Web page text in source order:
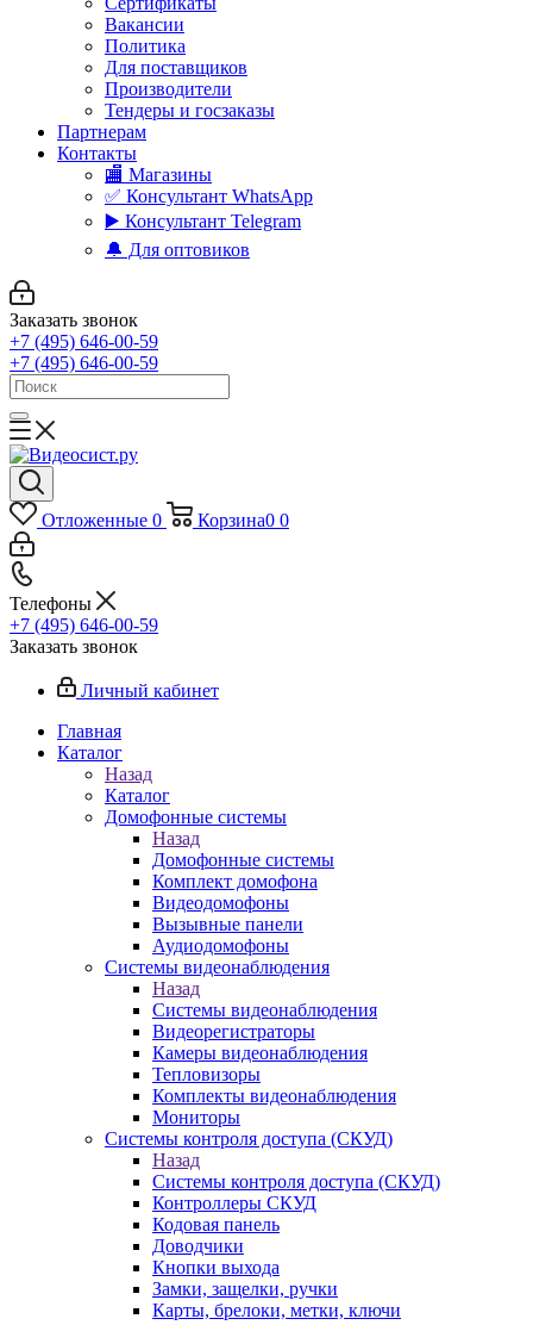
Вакансии
Политика
Для поставщиков
Производители
Тендеры и госзаказы
Партнерам
Контакты
🏬 Магазины
✅️ Консультант WhatsApp
▶️ Консультант Telegram
🔔 Для оптовиков
Заказать звонок
+7 (495) 646-00-59
+7 (495) 646-00-59
Отложенные 0 Корзина0 0
Телефоны
+7 (495) 646-00-59
Заказать звонок
Личный кабинет
Главная
Каталог
Назад
Каталог
Домофонные системы
Назад
Домофонные системы
Комплект домофона
Видеодомофоны
Вызывные панели
Аудиодомофоны
Системы видеонаблюдения
Назад
Системы видеонаблюдения
Видеорегистраторы
Камеры видеонаблюдения
Тепловизоры
Комплекты видеонаблюдения
Мониторы
Системы контроля доступа (СКУД)
Назад
Системы контроля доступа (СКУД)
Контроллеры СКУД
Кодовая панель
Доводчики
Кнопки выхода
Замки, защелки, ручки
Карты, брелоки, метки, ключи